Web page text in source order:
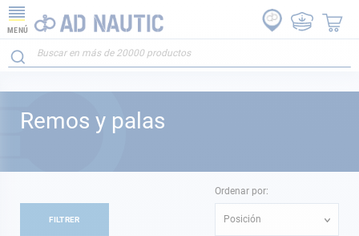
MENÚ
Remos y palas
Ordenar por:
Posición
FILTRER